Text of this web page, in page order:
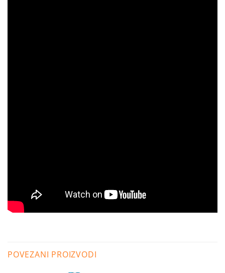
POVEZANI PROIZVODI